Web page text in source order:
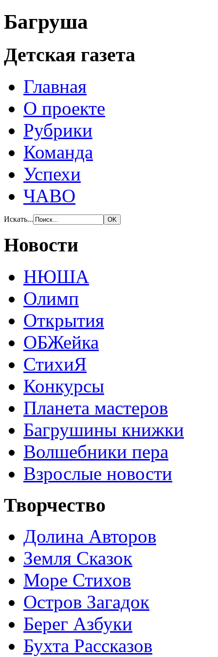
Багруша
Детская газета
Главная
О проекте
Рубрики
Команда
Успехи
ЧАВО
Искать...
Новости
НЮША
Олимп
Открытия
ОБЖейка
СтихиЯ
Конкурсы
Планета мастеров
Багрушины книжки
Волшебники пера
Взрослые новости
Творчество
Долина Авторов
Земля Сказок
Море Стихов
Остров Загадок
Берег Азбуки
Бухта Рассказов